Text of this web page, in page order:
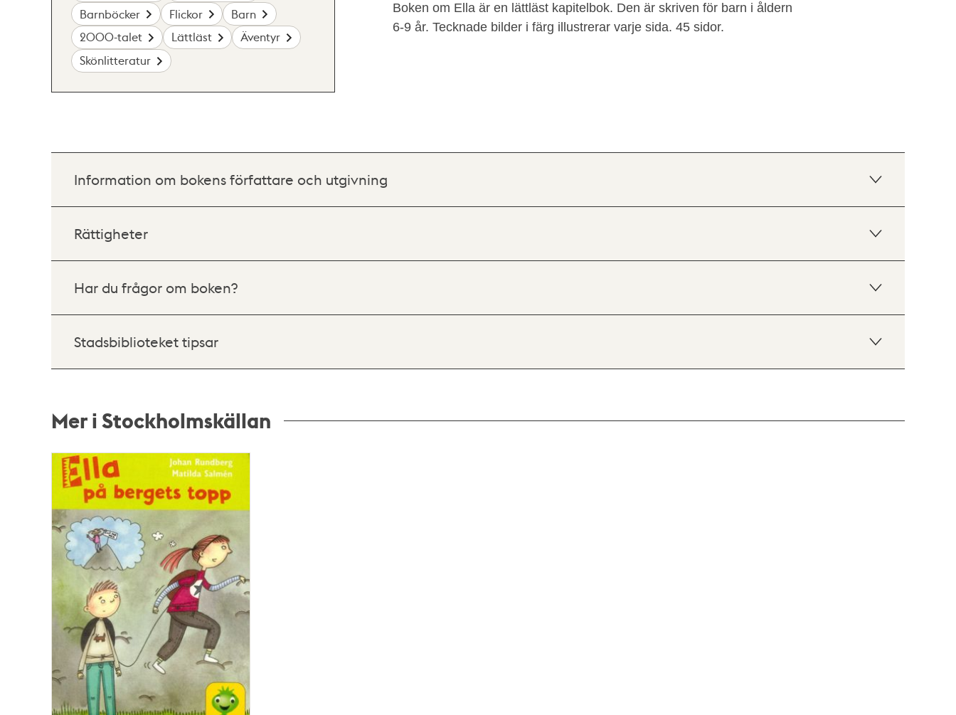
Boken om Ella är en lättläst kapitelbok. Den är skriven för barn i åldern
6-9 år. Tecknade bilder i färg illustrerar varje sida. 45 sidor.
Barnböcker
Flickor
Barn
2000-talet
Lättläst
Äventyr
Skönlitteratur
Information om bokens författare och utgivning
Rättigheter
Har du frågor om boken?
Stadsbiblioteket tipsar
Mer i Stockholmskällan
Relaterade
poster
teman